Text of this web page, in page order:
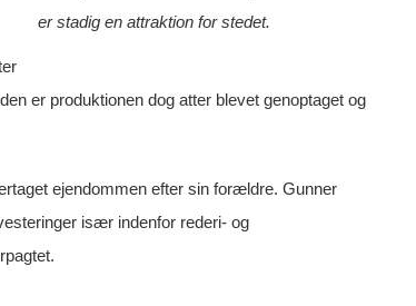
er stadig en attraktion for stedet.
er produktionen dog atter blevet genoptaget og
ejendommen efter sin forældre. Gunner
især indenfor rederi- og